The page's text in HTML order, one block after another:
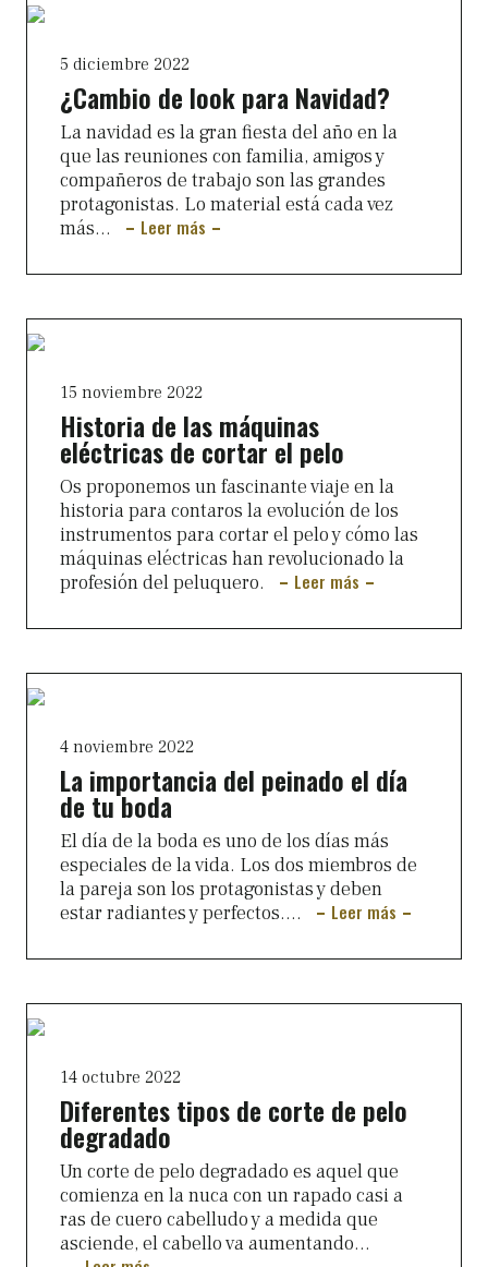
5 diciembre 2022
¿Cambio de look para Navidad?
La navidad es la gran fiesta del año en la
que las reuniones con familia, amigos y
compañeros de trabajo son las grandes
protagonistas. Lo material está cada vez
más...
Leer más
15 noviembre 2022
Historia de las máquinas
eléctricas de cortar el pelo
Os proponemos un fascinante viaje en la
historia para contaros la evolución de los
instrumentos para cortar el pelo y cómo las
máquinas eléctricas han revolucionado la
profesión del peluquero.
Leer más
4 noviembre 2022
La importancia del peinado el día
de tu boda
El día de la boda es uno de los días más
especiales de la vida. Los dos miembros de
la pareja son los protagonistas y deben
estar radiantes y perfectos....
Leer más
14 octubre 2022
Diferentes tipos de corte de pelo
degradado
Un corte de pelo degradado es aquel que
comienza en la nuca con un rapado casi a
ras de cuero cabelludo y a medida que
asciende, el cabello va aumentando...